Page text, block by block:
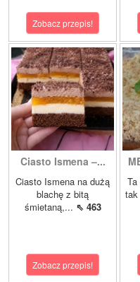
Zobacz przepis!
Ciasto Ismena –...
Ciasto Ismena na dużą
blachę z bitą
śmietaną,... ⇖ 463
Zobacz przepis!
Ta